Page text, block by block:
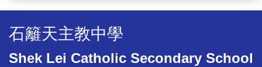
石籬天主教中學
Shek Lei Catholic Secondary School